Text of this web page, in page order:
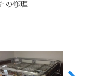
の修理